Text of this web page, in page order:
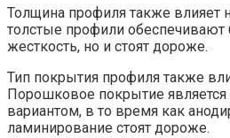
Толщина профиля также влияет
толстые профили
жесткость, но и стоят дороже.
Тип покрытия профиля также
Порошковое покрытие
вариантом, в то время как
ламинирование стоят дороже.